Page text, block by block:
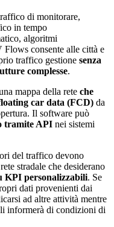
di monitorare,
in tempo
algoritmi
consente alle città e
traffico gestione senza
complesse.
mappa della rete che
car data (FCD) da
Il software può
tramite API nei sistemi
del traffico devono
stradale che desiderano
KPI personalizzabili. Se
dati provenienti dai
ad altre attività mentre
informerà di condizioni di